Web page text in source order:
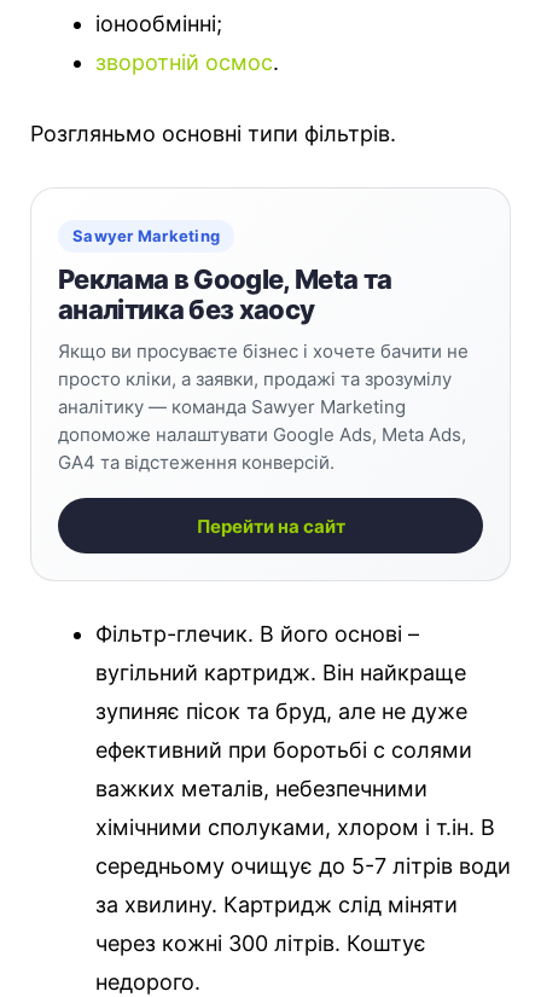
іонообмінні;
зворотній осмос.
Розгляньмо основні типи фільтрів.
Sawyer Marketing
Реклама в Google, Meta та
аналітика без хаосу
Якщо ви просуваєте бізнес і хочете бачити не
просто кліки, а заявки, продажі та зрозумілу
аналітику — команда Sawyer Marketing
допоможе налаштувати Google Ads, Meta Ads,
GA4 та відстеження конверсій.
Перейти на сайт
Фільтр-глечик. В його основі –
вугільний картридж. Він найкраще
зупиняє пісок та бруд, але не дуже
ефективний при боротьбі с солями
важких металів, небезпечними
хімічними сполуками, хлором і т.ін. В
середньому очищує до 5-7 літрів води
за хвилину. Картридж слід міняти
через кожні 300 літрів. Коштує
недорого.